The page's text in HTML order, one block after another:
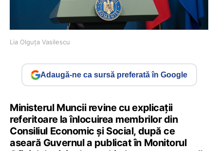
Lia Olguța Vasilescu
Adaugă-ne ca sursă preferată în Google
Ministerul Muncii revine cu explicații
referitoare la înlocuirea membrilor din
Consiliul Economic și Social, după ce
aseară Guvernul a publicat în Monitorul